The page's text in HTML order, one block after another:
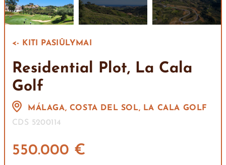
<- KITI PASIŪLYMAI
Residential Plot, La Cala
Golf
MÁLAGA, COSTA DEL SOL, LA CALA GOLF
CDS 5200114
550.000 €